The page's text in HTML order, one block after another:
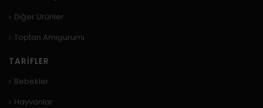
Diğer Ürünler
Toptan Amigurumi
TARIFLER
Bebekler
Hayvanlar